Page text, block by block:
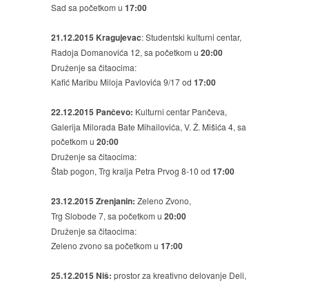
Sad sa početkom u 17:00
21.12.2015 Kragujevac: Studentski kulturni centar,
Radoja Domanovića 12, sa početkom u 20:00
Druženje sa čitaocima:
Kafić Maribu Miloja Pavlovića 9/17 od 17:00
22.12.2015 Pančevo: Kulturni centar Pančeva,
Galerija Milorada Bate Mihailovića, V. Ž. Mišića 4, sa
početkom u 20:00
Druženje sa čitaocima:
Štab pogon, Trg kralja Petra Prvog 8-10 od 17:00
23.12.2015 Zrenjanin: Zeleno Zvono,
Trg Slobode 7, sa početkom u 20:00
Druženje sa čitaocima:
Zeleno zvono sa početkom u 17:00
25.12.2015 Niš: prostor za kreativno delovanje Deli,